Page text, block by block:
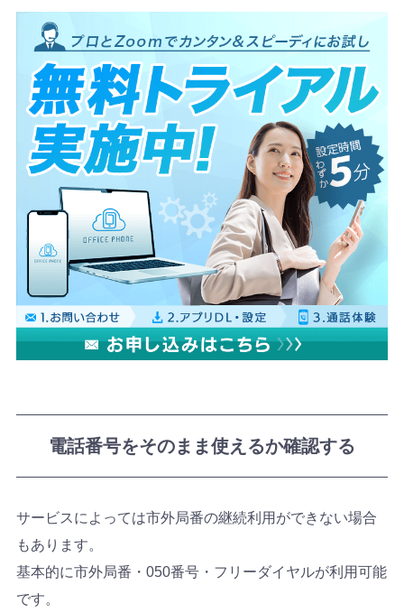
電話番号をそのまま使えるか確認する
サービスによっては市外局番の継続利用ができない場合
もあります。
基本的に市外局番・050番号・フリーダイヤルが利用可能
です。